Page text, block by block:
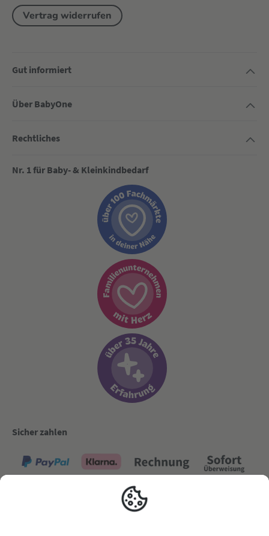
Vertrag widerrufen
Gut informiert
Über BabyOne
Rechtliches
Nr. 1 für Baby- & Kleinkindbedarf
Sicher zahlen